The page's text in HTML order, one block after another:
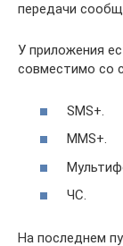
передачи
У приложения
совместимо со
SMS+.
MMS+.
ЧС.
На последнем